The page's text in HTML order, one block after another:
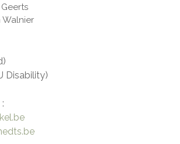
Walnier
Disability)
: